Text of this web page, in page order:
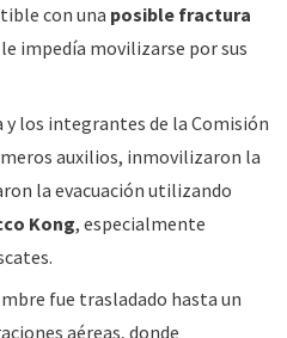
con una posible fractura
impedía movilizarse por sus
y los integrantes de la Comisión
auxilios, inmovilizaron la
la evacuación utilizando
Kong, especialmente
fue trasladado hasta un
aéreas, donde